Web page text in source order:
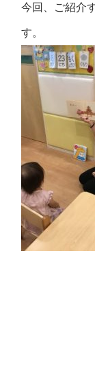
今回、ご紹介
す。